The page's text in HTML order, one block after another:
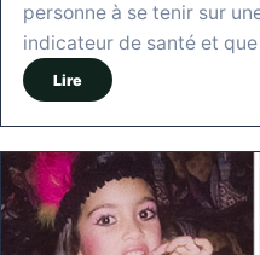
personne à se tenir sur
indicateur de santé et
Lire